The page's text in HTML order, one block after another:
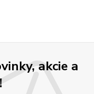
akcie a